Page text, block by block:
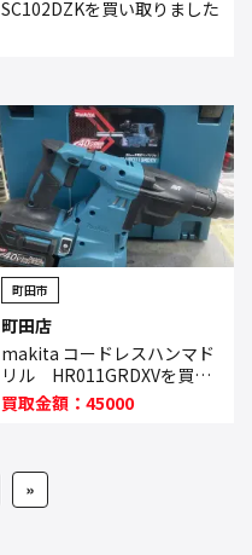
SC102DZKを買い取りました
町田市
町田店
makita コードレスハンマド
リル HR011GRDXVを買い
取りました
買取金額：45000
»